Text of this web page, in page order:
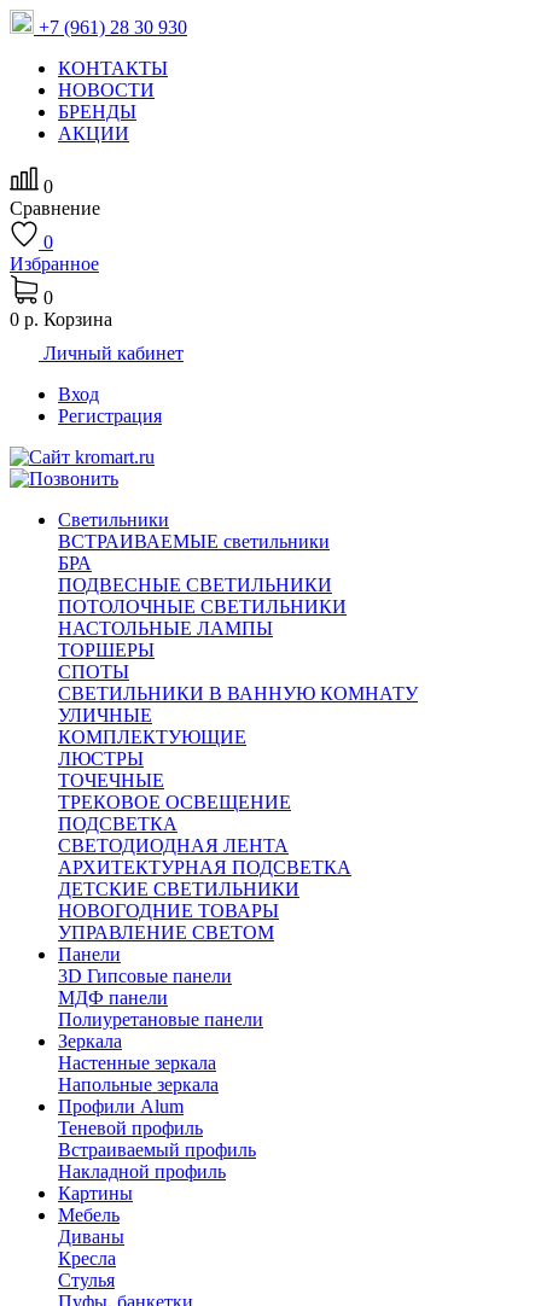
+7 (961) 28 30 930
КОНТАКТЫ
НОВОСТИ
БРЕНДЫ
АКЦИИ
0
Сравнение
0
Избранное
0
0 р. Корзина
Личный кабинет
Вход
Регистрация
Светильники
ВСТРАИВАЕМЫЕ светильники
БРА
ПОДВЕСНЫЕ СВЕТИЛЬНИКИ
ПОТОЛОЧНЫЕ СВЕТИЛЬНИКИ
НАСТОЛЬНЫЕ ЛАМПЫ
ТОРШЕРЫ
СПОТЫ
СВЕТИЛЬНИКИ В ВАННУЮ КОМНАТУ
УЛИЧНЫЕ
КОМПЛЕКТУЮЩИЕ
ЛЮСТРЫ
ТОЧЕЧНЫЕ
ТРЕКОВОЕ ОСВЕЩЕНИЕ
ПОДСВЕТКА
СВЕТОДИОДНАЯ ЛЕНТА
АРХИТЕКТУРНАЯ ПОДСВЕТКА
ДЕТСКИЕ СВЕТИЛЬНИКИ
НОВОГОДНИЕ ТОВАРЫ
УПРАВЛЕНИЕ СВЕТОМ
Панели
3D Гипсовые панели
МДФ панели
Полиуретановые панели
Зеркала
Настенные зеркала
Напольные зеркала
Профили Alum
Теневой профиль
Встраиваемый профиль
Накладной профиль
Картины
Мебель
Диваны
Кресла
Стулья
Пуфы, банкетки